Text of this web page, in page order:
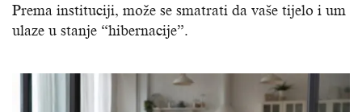
Prema instituciji, može se smatrati da vaše tijelo i um
ulaze u stanje “hibernacije”.